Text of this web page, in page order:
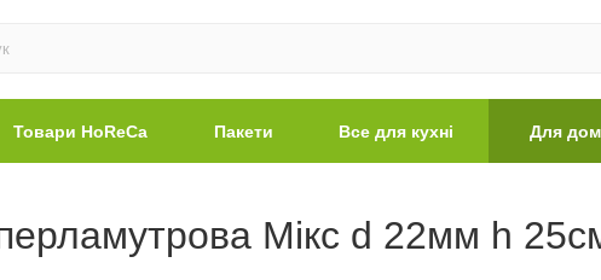
Товари HoReCa Пакети Все для кухні Для
Мікс d 22мм h